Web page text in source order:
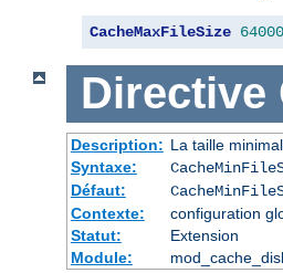
CacheMaxFileSize 64000
Directive
Description: La taille
Syntaxe:
Défaut:
Contexte:
configuration
Statut:
Extension
Module: